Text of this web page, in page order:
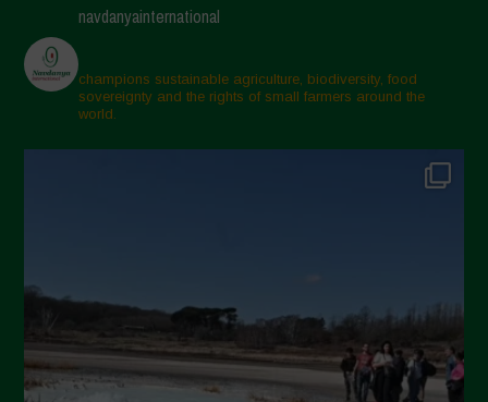
Aprile 2025
Marzo 2025
Febbraio 2025
Gennaio 2025
Settembre 2024
Luglio 2024
Maggio 2024
navdanyainternational
champions sustainable agriculture, biodiversity, food
sovereignty and the rights of small farmers around the
world.